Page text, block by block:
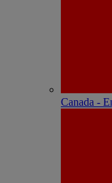
Canada -